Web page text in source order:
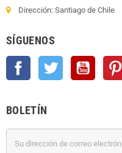
Dirección: Santiago de Chile
SÍGUENOS
Facebook Twitter YouTube
BOLETÍN